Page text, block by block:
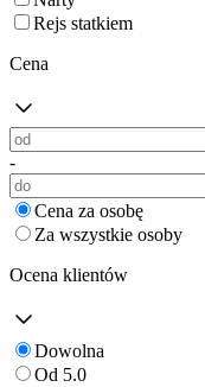
Rejs statkiem
Cena
-
Cena za osobę
Za wszystkie osoby
Ocena klientów
Dowolna
Od 5.0